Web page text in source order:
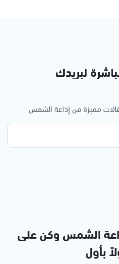
لبريدك
مميزة من إذاعة الشمس
الشمس وكن على
بأول